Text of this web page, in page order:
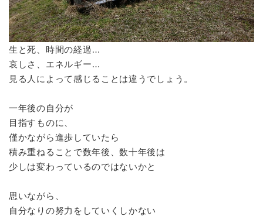
生と死、時間の経過…
哀しさ、エネルギー…
見る人によって感じることは違うでしょう。
一年後の自分が
目指すものに、
僅かながら進歩していたら
積み重ねることで数年後、数十年後は
少しは変わっているのではないかと
思いながら、
自分なりの努力をしていくしかない